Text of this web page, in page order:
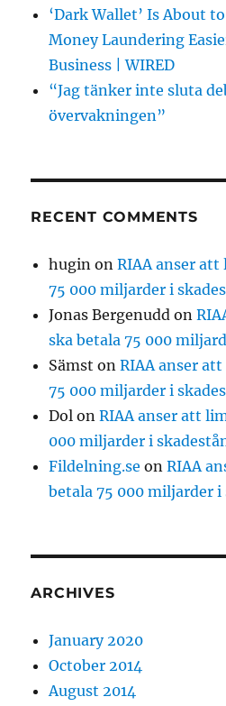
‘Dark Wallet’ Is About
Money Laundering
Business | WIRED
“Jag tänker inte sluta
övervakningen”
RECENT COMMENTS
hugin onRIAA anser
75 000 miljarder i
Jonas Bergenudd on
ska betala 75 000
Sämst onRIAA anser
75 000 miljarder i
Dol onRIAA anser att
000 miljarder i
Fildelning.se onRIAA
betala 75 000 miljarder i
ARCHIVES
January 2020
October 2014
August 2014